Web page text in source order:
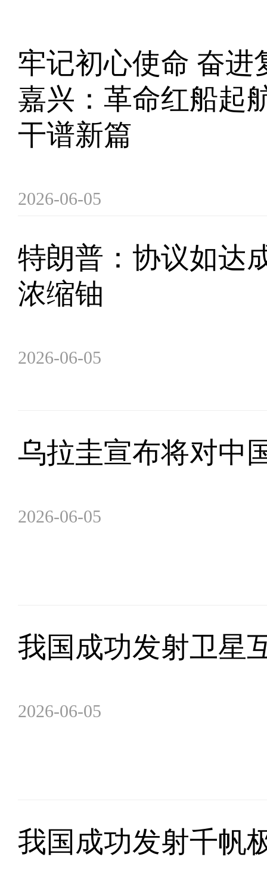
牢记初心使命 奋进
嘉兴：革命红船起
干谱新篇
2026-06-05
特朗普：协议如达
浓缩铀
2026-06-05
乌拉圭宣布将对中
2026-06-05
我国成功发射卫星
2026-06-05
我国成功发射千帆